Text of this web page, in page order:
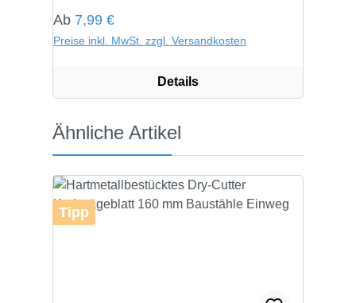
Regulärer Preis:
Ab 7,99 €
Preise inkl. MwSt. zzgl. Versandkosten
Details
Produktgalerie überspringen
Ähnliche Artikel
Tipp